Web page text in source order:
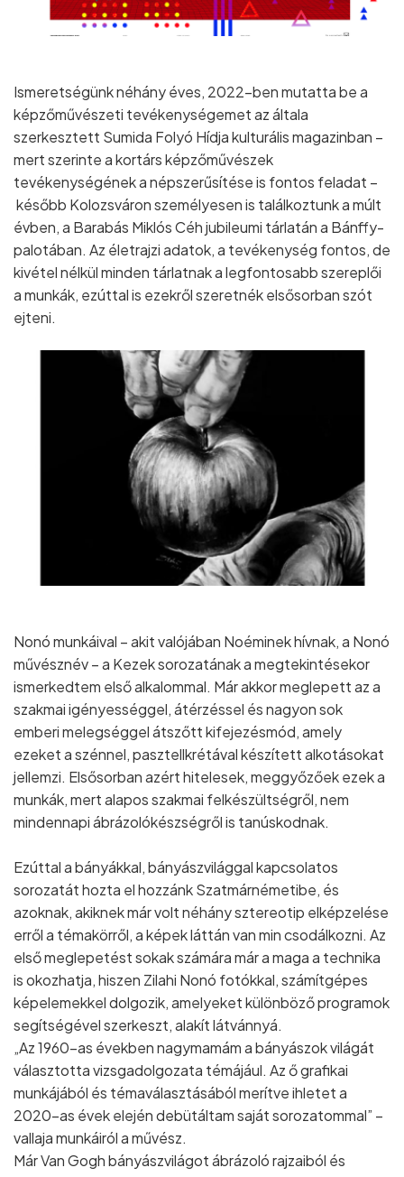
Ismeretségünk néhány éves, 2022-ben mutatta be a
képzőművészeti tevékenységemet az általa
szerkesztett Sumida Folyó Hídja kulturális magazinban –
mert szerinte a kortárs képzőművészek
tevékenységének a népszerűsítése is fontos feladat –
később Kolozsváron személyesen is találkoztunk a múlt
évben, a Barabás Miklós Céh jubileumi tárlatán a Bánffy-
palotában. Az életrajzi adatok, a tevékenység fontos, de
kivétel nélkül minden tárlatnak a legfontosabb szereplői
a munkák, ezúttal is ezekről szeretnék elsősorban szót
ejteni.
Nonó munkáival – akit valójában Noéminek hívnak, a Nonó
művésznév – a Kezek sorozatának a megtekintésekor
ismerkedtem első alkalommal. Már akkor meglepett az a
szakmai igényességgel, átérzéssel és nagyon sok
emberi melegséggel átszőtt kifejezésmód, amely
ezeket a szénnel, pasztellkrétával készített alkotásokat
jellemzi. Elsősorban azért hitelesek, meggyőzőek ezek a
munkák, mert alapos szakmai felkészültségről, nem
mindennapi ábrázolókészségről is tanúskodnak.
Ezúttal a bányákkal, bányászvilággal kapcsolatos
sorozatát hozta el hozzánk Szatmárnémetibe, és
azoknak, akiknek már volt néhány sztereotip elképzelése
erről a témakörről, a képek láttán van min csodálkozni. Az
első meglepetést sokak számára már a maga a technika
is okozhatja, hiszen Zilahi Nonó fotókkal, számítgépes
képelemekkel dolgozik, amelyeket különböző programok
segítségével szerkeszt, alakít látvánnyá.
„Az 1960-as években nagymamám a bányászok világát
választotta vizsgadolgozata témájául. Az ő grafikai
munkájából és témaválasztásából merítve ihletet a
2020-as évek elején debütáltam saját sorozatommal” –
vallaja munkáiról a művész.
Már Van Gogh bányászvilágot ábrázoló rajzaiból és